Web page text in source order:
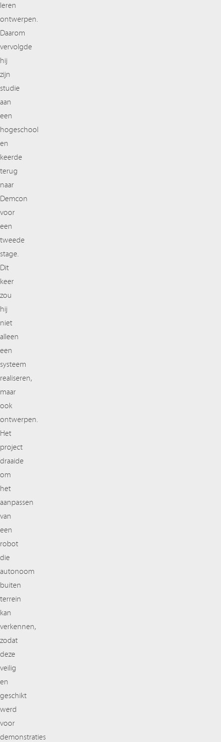
leren
ontwerpen.
Daarom
vervolgde
hij
zijn
studie
aan
een
hogeschool
en
keerde
terug
naar
Demcon
voor
een
tweede
stage.
Dit
keer
zou
hij
niet
alleen
een
systeem
realiseren,
maar
ook
ontwerpen.
Het
project
draaide
om
het
aanpassen
van
een
robot
die
autonoom
buiten
terrein
kan
verkennen,
zodat
deze
veilig
en
geschikt
werd
voor
demonstraties